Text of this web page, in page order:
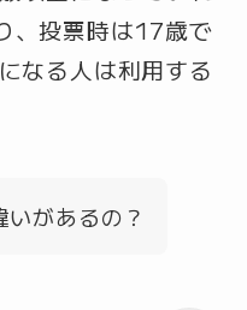
、投票時は17歳で
なる人は利用する
があるの？